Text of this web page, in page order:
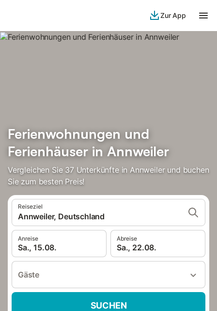
Zur App
Ferienwohnungen und
Ferienhäuser in Annweiler
Vergleichen Sie 37 Unterkünfte in Annweiler und buchen
Sie zum besten Preis!
Reiseziel
Annweiler, Deutschland
Anreise
Sa., 15.08.
Abreise
Sa., 22.08.
Gäste
SUCHEN